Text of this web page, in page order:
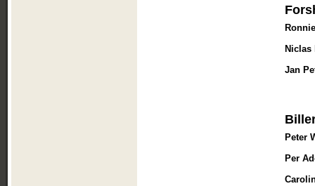
Niclas
Jan
Peter
Per